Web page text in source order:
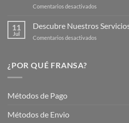
Plantas
Comentarios desactivados
tu
11
Jul
Descubre Nuestros
Comentarios desactivados
¿POR QUÉ FRANSA?
Métodos de Pago
Métodos de Envio